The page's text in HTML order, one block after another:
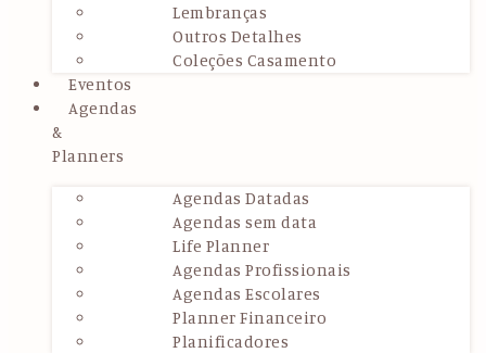
Lembranças
Outros Detalhes
Coleções Casamento
Eventos
Agendas
&
Planners
Agendas Datadas
Agendas sem data
Life Planner
Agendas Profissionais
Agendas Escolares
Planner Financeiro
Planificadores